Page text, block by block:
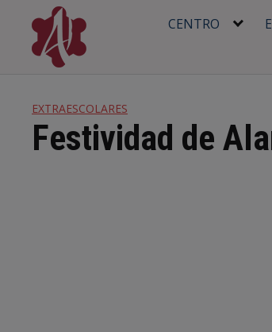
content
CENTRO
EXTRAESCOLARES
Festividad de